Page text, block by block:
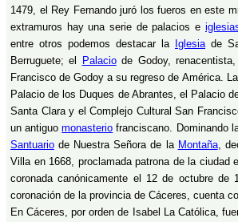
1479, el Rey Fernando juró los fueros en este
extramuros hay una serie de palacios e
entre otros podemos destacar la
Iglesiade
Berruguete; el
Palaciode Godoy, renacentista,
Francisco de Godoy a su regreso de América.
Palacio de los Duques de Abrantes, el Palacio
Santa Clara y el Complejo Cultural San
un antiguomonasterio franciscano. Dominando
Santuario de Nuestra Señora de la Montaña,
Villa en 1668, proclamada patrona de la ciudad
coronada canónicamente el 12 de octubre de
coronación de la provincia de Cáceres, cuenta
En Cáceres, por orden de Isabel La Católica,